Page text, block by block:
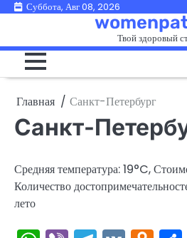
ПерейтиСуббота, Авг 08, 2026
Твой здоровый
Главная Санкт-Петербург
Санкт-
Средняя температура: 19°C,
Количество
лето